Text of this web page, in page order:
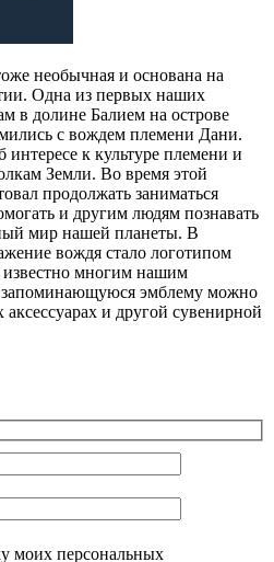
необычная и основана на
Одна из первых наших
в долине Балием на острове
с вождем племени Дани.
интересе к культуре племени и
Земли. Во время этой
продолжать заниматься
и другим людям познавать
мир нашей планеты. В
вождя стало логотипом
многим нашим
эмблему можно
аксессуарах и другой сувенирной
моих персональных